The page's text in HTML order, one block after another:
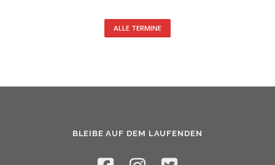
ALLE TERMINE
BLEIBE AUF DEM LAUFENDEN